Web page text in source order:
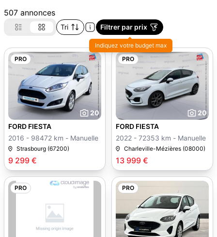
507 annonces
Tri Filtrer par prix
Indiquez votre budget max
PRO
20
9 299 €
FORD FIESTA
2016 - 98472 km - Manuelle
Strasbourg (67200)
PRO
20
13 999 €
FORD FIESTA
2022 - 72353 km - Manuelle
Charleville-Mézières (08000)
PRO PRO